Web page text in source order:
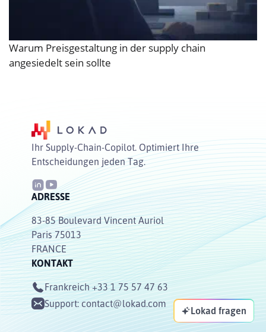
Warum Preisgestaltung in der supply chain
angesiedelt sein sollte
Ihr Supply-Chain-Copilot. Optimiert Ihre
Entscheidungen jeden Tag.
ADRESSE
83-85 Boulevard Vincent Auriol
Paris 75013
FRANCE
KONTAKT
Frankreich +33 1 75 57 47 63
Support:contact@lokad.com
Lokad fragen